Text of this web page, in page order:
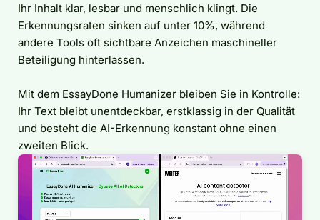
Ihr Inhalt klar, lesbar und menschlich klingt. Die
Erkennungsraten sinken auf unter 10%, während
andere Tools oft sichtbare Anzeichen maschineller
Beteiligung hinterlassen.
Mit dem EssayDone Humanizer bleiben Sie in Kontrolle:
Ihr Text bleibt unentdeckbar, erstklassig in der Qualität
und besteht die AI-Erkennung konstant ohne einen
zweiten Blick.